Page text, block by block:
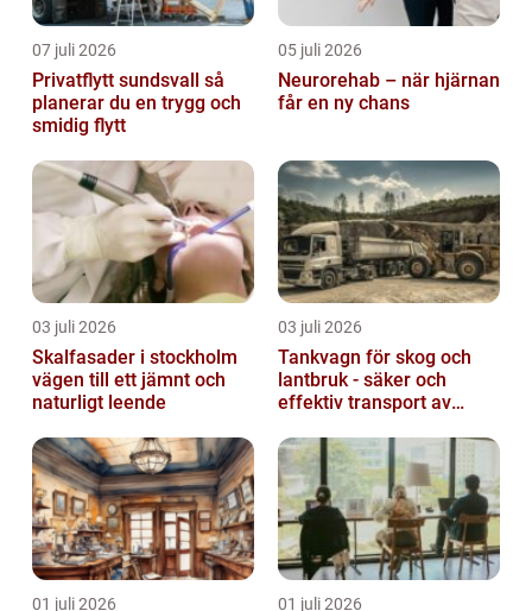
07 juli 2026
Privatflytt sundsvall så
planerar du en trygg och
smidig flytt
05 juli 2026
Neurorehab – när hjärnan
får en ny chans
03 juli 2026
Skalfasader i stockholm
vägen till ett jämnt och
naturligt leende
03 juli 2026
Tankvagn för skog och
lantbruk - säker och
effektiv transport av
01 juli 2026 01 juli 2026